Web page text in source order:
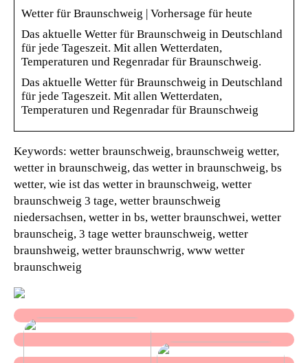
Wetter für Braunschweig | Vorhersage für heute
Das aktuelle Wetter für Braunschweig in Deutschland
für jede Tageszeit. Mit allen Wetterdaten,
Temperaturen und Regenradar für Braunschweig.
Das aktuelle Wetter für Braunschweig in Deutschland
für jede Tageszeit. Mit allen Wetterdaten,
Temperaturen und Regenradar für Braunschweig
Keywords: wetter braunschweig, braunschweig wetter,
wetter in braunschweig, das wetter in braunschweig, bs
wetter, wie ist das wetter in braunschweig, wetter
braunschweig 3 tage, wetter braunschweig
niedersachsen, wetter in bs, wetter braunschwei, wetter
braunscheig, 3 tage wetter braunschweig, wetter
braunshweig, wetter braunschwrig, www wetter
braunschweig